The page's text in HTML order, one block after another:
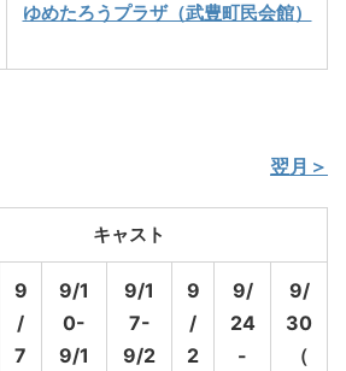
ゆめたろうプラザ（武豊町民会館）
翌月＞
キャスト
9
/
7
9/1
0-
9/1
9/1
7-
9/2
9
/
2
9/
24
-
9/
30
（